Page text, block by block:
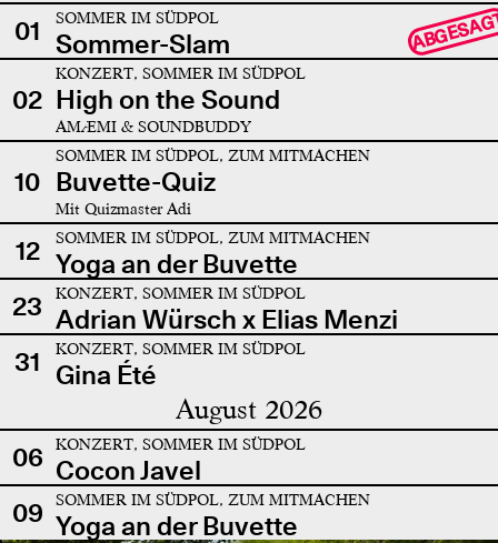
01 SOMMER IM SÜDPOL
Sommer-Slam
02
KONZERT, SOMMER IM SÜDPOL
High on the Sound
AMÆMI & SOUNDBUDDY
10
SOMMER IM SÜDPOL, ZUM MITMACHEN
Buvette-Quiz
Mit Quizmaster Adi
12 SOMMER IM SÜDPOL, ZUM MITMACHEN
Yoga an der Buvette
23
KONZERT, SOMMER IM SÜDPOL
Adrian Würsch x Elias Menzi
31
KONZERT, SOMMER IM SÜDPOL
Gina Été
August 2026
06 KONZERT, SOMMER IM SÜDPOL
Cocon Javel
09
SOMMER IM SÜDPOL, ZUM MITMACHEN
Yoga an der Buvette